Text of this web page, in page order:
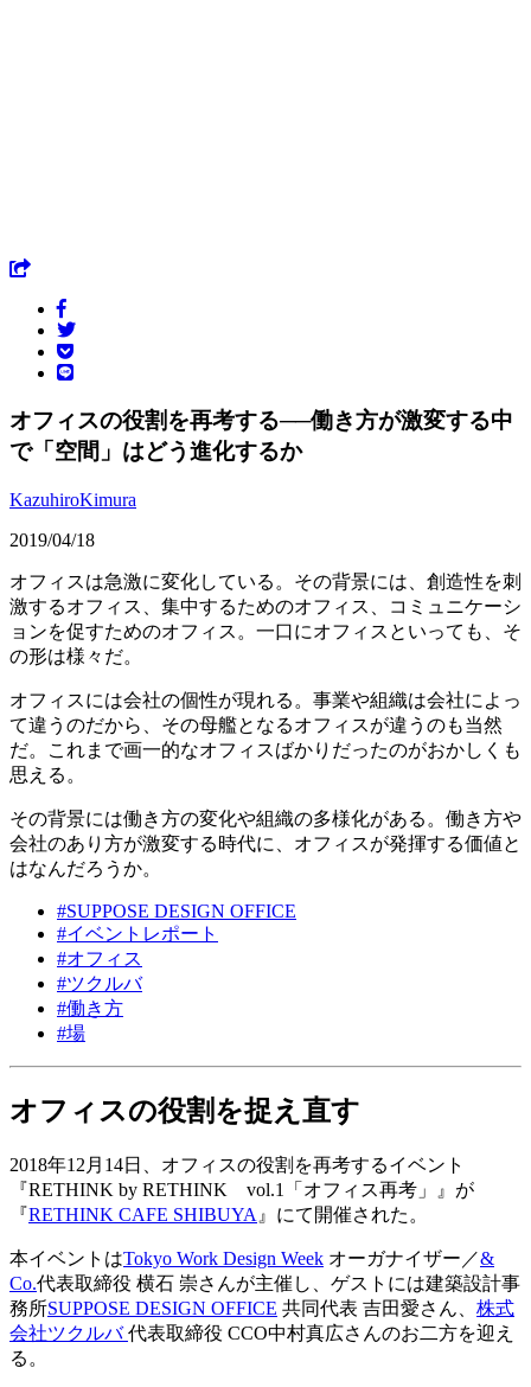
オフィスの役割を再考する──働き方が激変する中
で「空間」はどう進化するか
KazuhiroKimura
2019/04/18
オフィスは急激に変化している。その背景には、創造性を刺
激するオフィス、集中するためのオフィス、コミュニケーシ
ョンを促すためのオフィス。一口にオフィスといっても、そ
の形は様々だ。
オフィスには会社の個性が現れる。事業や組織は会社によっ
て違うのだから、その母艦となるオフィスが違うのも当然
だ。これまで画一的なオフィスばかりだったのがおかしくも
思える。
その背景には働き方の変化や組織の多様化がある。働き方や
会社のあり方が激変する時代に、オフィスが発揮する価値と
はなんだろうか。
#SUPPOSE DESIGN OFFICE
#イベントレポート
#オフィス
#ツクルバ
#働き方
#場
オフィスの役割を捉え直す
2018年12月14日、オフィスの役割を再考するイベント
『RETHINK by RETHINK vol.1「オフィス再考」』が
『RETHINK CAFE SHIBUYA 』にて開催された。
本イベントはTokyo Work Design Week オーガナイザー／&
Co.代表取締役 横石 崇さんが主催し、ゲストには建築設計事
務所SUPPOSE DESIGN OFFICE 共同代表 吉田愛さん、 株式
会社ツクルバ代表取締役 CCO中村真広さんのお二方を迎え
る。